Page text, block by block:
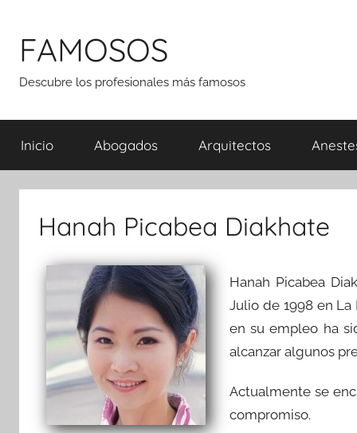
contenido
FAMOSOS
Descubre los profesionales más famosos
Inicio Abogados Arquitectos
Hanah Picabea Diakhate
Hanah Picabea
Julio de 1998 en
en su empleo ha
alcanzar algunos
Actualmente se
compromiso.